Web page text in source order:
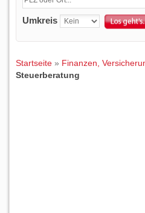
Umkreis
Startseite » Finanzen,
Steuerberatung